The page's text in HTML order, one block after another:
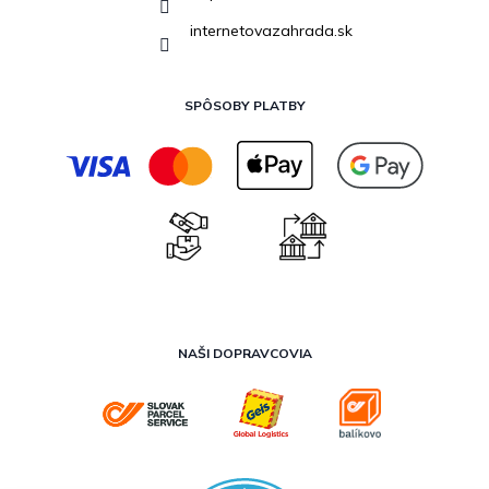
internetovazahrada.sk
SPÔSOBY PLATBY
NAŠI DOPRAVCOVIA